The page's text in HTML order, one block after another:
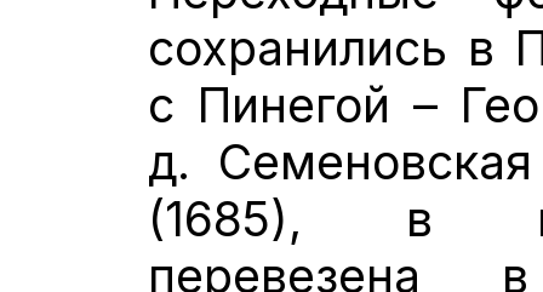
сохранились в
с Пинегой –
д.
(1685), в
перевезена в